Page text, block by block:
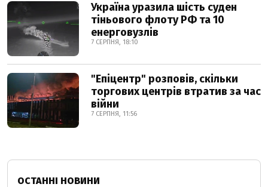
Україна уразила шість суден
тіньового флоту РФ та 10
енерговузлів
7 СЕРПНЯ, 18:10
"Епіцентр" розповів, скільки
торгових центрів втратив за час
війни
7 СЕРПНЯ, 11:56
ОСТАННІ НОВИНИ